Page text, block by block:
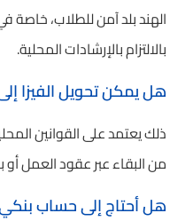
الهند بلد آمن للطلاب، خاصة
بالالتزام بالإرشادات المحلية.
هل يمكن تحويل الفيزا
ذلك يعتمد على القوانين
من البقاء عبر عقود العمل أو
هل أحتاج إلى حساب